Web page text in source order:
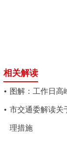
相关解读
图解：工作日高
市交通委解读关
理措施